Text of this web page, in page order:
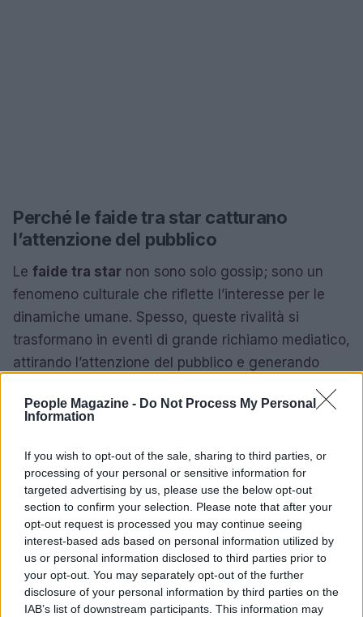
People Magazine - Do Not Process My Personal
Information
If you wish to opt-out of the sale, sharing to third parties, or
processing of your personal or sensitive information for
targeted advertising by us, please use the below opt-out
section to confirm your selection. Please note that after your
opt-out request is processed you may continue seeing
interest-based ads based on personal information utilized by
us or personal information disclosed to third parties prior to
your opt-out. You may separately opt-out of the further
disclosure of your personal information by third parties on the
IAB’s list of downstream participants. This information may
Perché le faide tra star catturano
l’attenzione del pubblico
Le faide tra star non sono solo gossip; sono un
fenomeno culturale che riflette l’interesse per le
dinamiche umane. Spesso, queste rivalità si
trasformano in eventi di grande richiamo mediatico,
attirando l’attenzione del pubblico e generando
all’ammirazione per il talento, crea un mix esplosivo
In conclusione, il mondo delle celebrità è costellato
dilitigi e rivalitàche non solo influenzano le vite
degli artisti coinvolti, ma anche il panorama
culturale in cui si vive. Le faide tra star sono un
riflesso delle emozioni umane e della complessità
delle relazioni interpersonali, e continueranno a
essere oggetto di interesse per il pubblico di tutto il